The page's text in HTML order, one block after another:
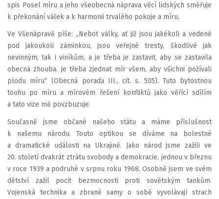
spis Posel míru a jeho všeobecná náprava věcí lidských směřuje
k překonání válek a k harmonii trvalého pokoje a míru.
Ve Všenápravě píše: „Neboť války, ať již jsou jakékoli a vedené
pod jakoukoli záminkou, jsou veřejné tresty, škodlivé jak
nevinným, tak i viníkům, a je třeba je zastavit, aby se zastavila
obecná zhouba. Je třeba zjednat mír všem, aby všichni požívali
plodu míru“ (Obecná porada III., cit. s. 505). Tuto bytostnou
touhu po míru a mírovém řešení konfliktů jako věřící sdílím
a tato vize mě povzbuzuje.
Současně jsme občané našeho státu a máme příslušnost
k našemu národu. Touto optikou se díváme na bolestné
a dramatické události na Ukrajině. Jako národ jsme zažili ve
20. století dvakrát ztrátu svobody a demokracie, jednou v březnu
v roce 1939 a podruhé v srpnu roku 1968. Osobně jsem ve svém
dětství zažil pocit bezmocnosti proti sovětským tankům.
Vojenská technika a zbraně samy o sobě vyvolávají strach